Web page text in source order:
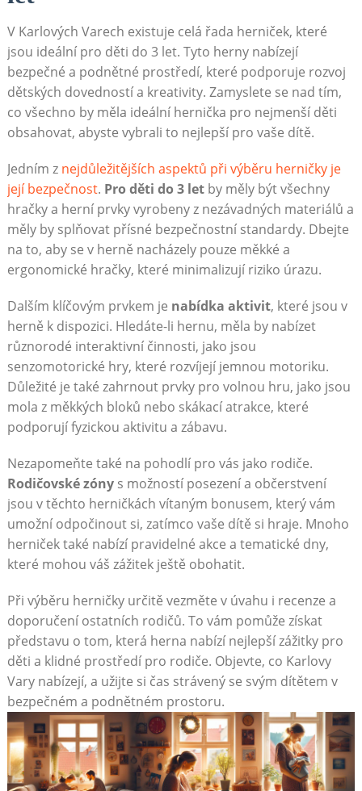
V Karlových Varech existuje celá řada herniček, které
jsou ideální pro děti do 3 let. Tyto herny nabízejí
bezpečné a podnětné prostředí, které podporuje rozvoj
dětských dovedností a kreativity. Zamyslete se nad tím,
co všechno by měla ideální hernička pro nejmenší děti
obsahovat, abyste vybrali to nejlepší pro vaše dítě.
Jedním z nejdůležitějších aspektů při výběru herničky je
její bezpečnost. Pro děti do 3 letby měly být všechny
hračky a herní prvky vyrobeny z nezávadných materiálů a
měly by splňovat přísné bezpečnostní standardy. Dbejte
na to, aby se v herně nacházely pouze měkké a
ergonomické hračky, které minimalizují riziko úrazu.
Dalším klíčovým prvkem je nabídka aktivit, které jsou v
herně k dispozici. Hledáte-li hernu, měla by nabízet
různorodé interaktivní činnosti, jako jsou
senzomotorické hry, které rozvíjejí jemnou motoriku.
Důležité je také zahrnout prvky pro volnou hru, jako jsou
mola z měkkých bloků nebo skákací atrakce, které
podporují fyzickou aktivitu a zábavu.
Nezapomeňte také na pohodlí pro vás jako rodiče.
Rodičovské zónys možností posezení a občerstvení
jsou v těchto herničkách vítaným bonusem, který vám
umožní odpočinout si, zatímco vaše dítě si hraje. Mnoho
herniček také nabízí pravidelné akce a tematické dny,
které mohou váš zážitek ještě obohatit.
Při výběru herničky určitě vezměte v úvahu i recenze a
doporučení ostatních rodičů. To vám pomůže získat
představu o tom, která herna nabízí nejlepší zážitky pro
děti a klidné prostředí pro rodiče. Objevte, co Karlovy
Vary nabízejí, a užijte si čas strávený se svým dítětem v
bezpečném a podnětném prostoru.